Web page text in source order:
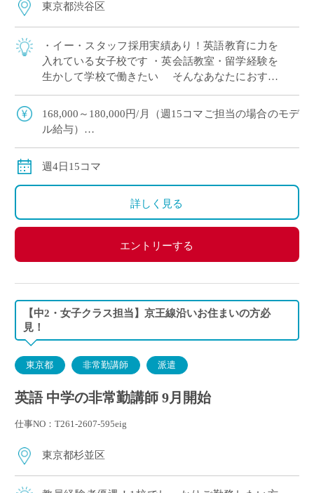
東京都渋谷区
・イー・スタッフ採用実績あり！英語教育に力を
入れている女子校です ・英会話教室・留学経験を
生かして学校で働きたい そんなあなたにおすす
168,000～180,000円/月（週15コマご担当の場合のモデ
ル給与）
※交通費別途支給
週4日15コマ
詳しく見る
エントリーする
【中2・女子クラス担当】京王線沿いお住まいの方必
見！
東京都 非常勤講師 派遣
英語 中学の非常勤講師 9月開始
仕事NO：T261-2607-595eig
東京都杉並区